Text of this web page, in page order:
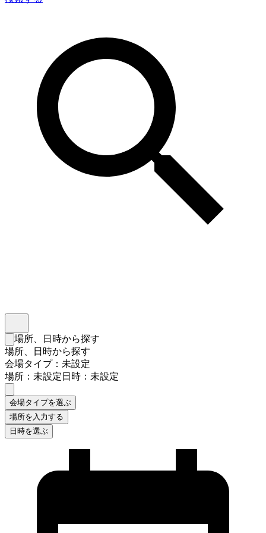
検索フォームを閉じる
場所、日時から探す
場所、日時から探す
会場タイプ：未設定
場所：未設定日時：未設定
会場タイプを選ぶ
場所を入力する
日時を選ぶ